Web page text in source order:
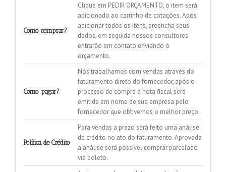
Como comprar?
Clique em PEDIR ORÇAMENTO, o item será
adicionado ao carrinho de cotações. Após
adicionar todos os itens, preencha seus
dados, em seguida nossos consultores
entrarão em contato enviando o
orçamento.
Como pagar?
Nós trabalhamos com vendas através do
faturamento direto do fornecedor, após o
processo de compra a nota fiscal será
emitida em nome de sua empresa pelo
fornecedor que obtivemos o melhor preço.
Política de Crédito
Para vendas a prazo será feito uma análise
de crédito no ato do faturamento. Aprovada
a análise será possível comprar parcelado
via boleto.